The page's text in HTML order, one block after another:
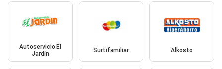
Autoservicio El
Jardín
Surtifamiliar Alkosto